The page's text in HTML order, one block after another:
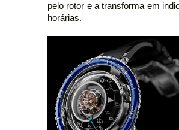
pelo rotor e a transforma em
horárias.